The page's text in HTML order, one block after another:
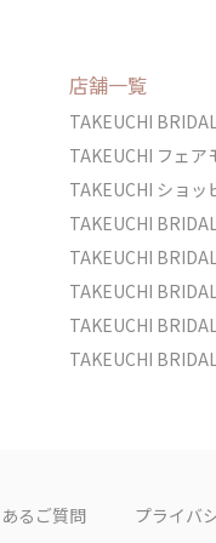
店舗一覧
TAKEUCHI
TAKEUCHI フェ
TAKEUCHI ショ
TAKEUCHI
TAKEUCHI
TAKEUCHI
TAKEUCHI
TAKEUCHI
るご質問 プライバ